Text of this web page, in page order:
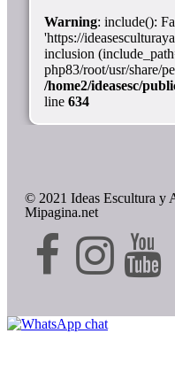
Warning: include():
'https://
inclusion
php83/root/usr/share/
/home2/ideasesc/
line 634
© 2021 Ideas Escultura y
Mipagina.net